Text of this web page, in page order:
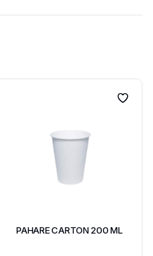
PAHARE CARTON 200 ML